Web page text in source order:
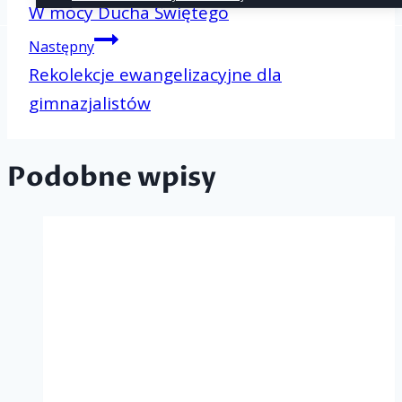
wpisu
W mocy Ducha Świętego
Następny
Rekolekcje ewangelizacyjne dla
gimnazjalistów
Podobne wpisy